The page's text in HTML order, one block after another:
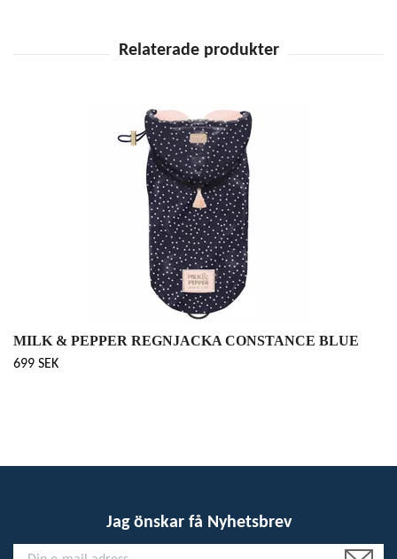
MILK & PEPPER REGNJACKA CONSTANCE BLUE
699 SEK
Jag önskar få Nyhetsbrev